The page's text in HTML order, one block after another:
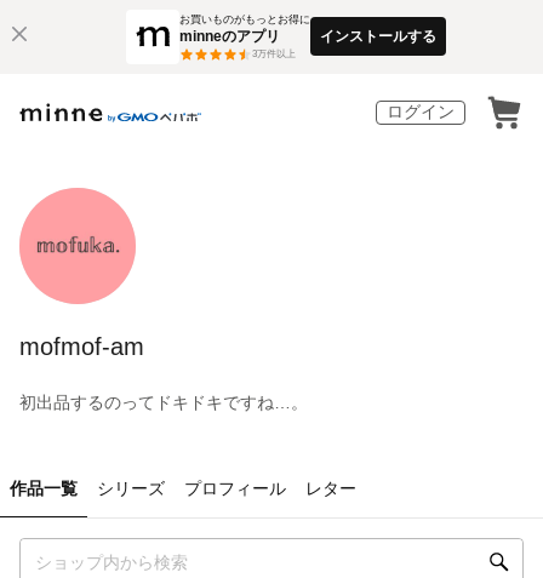
お買いものがもっとお得に
minneのアプリ
3万件以上
インストールする
ログイン
mofmof-am
初出品するのってドキドキですね…。
作品一覧 シリーズ プロフィール レター